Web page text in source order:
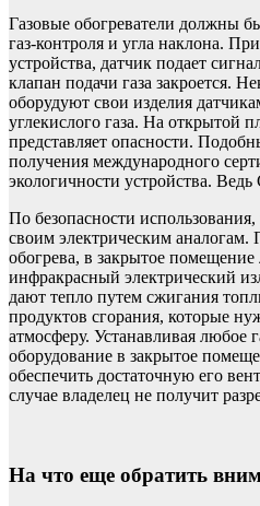
Газовые обогреватели должны
газ-контроля и угла наклона.
устройства, датчик подает
клапан подачи газа закроется.
оборудуют свои изделия
углекислого газа. На открытой
представляет опасности.
получения международного
экологичности устройства.
По безопасности
своим электрическим аналогам.
обогрева, в закрытое
инфракрасный электрический
дают тепло путем сжигания
продуктов сгорания, которые
атмосферу. Устанавливая любое
оборудование в закрытое
обеспечить достаточную его
случае владелец не получит
На что еще обратить